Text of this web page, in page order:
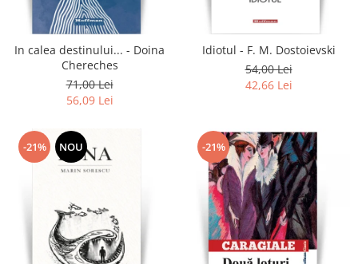
In calea destinului... - Doina
Chereches
71,00 Lei
56,09 Lei
Idiotul - F. M. Dostoievski
54,00 Lei
42,66 Lei
-21% NOU -21%